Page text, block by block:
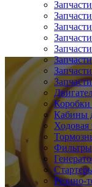
Коробки
Кабины
Ходовая
Фильтры
Резино-